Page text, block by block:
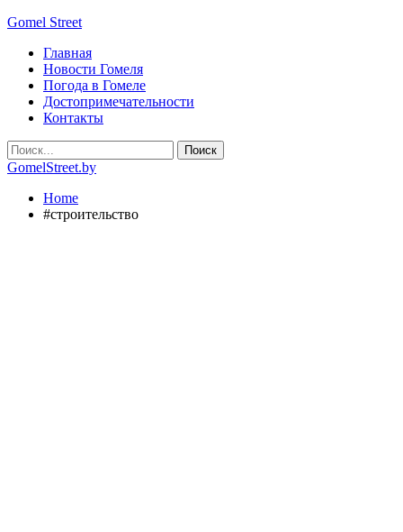
Gomel Street
Главная
Новости Гомеля
Погода в Гомеле
Достопримечательности
Контакты
GomelStreet.by
Home
#строительство